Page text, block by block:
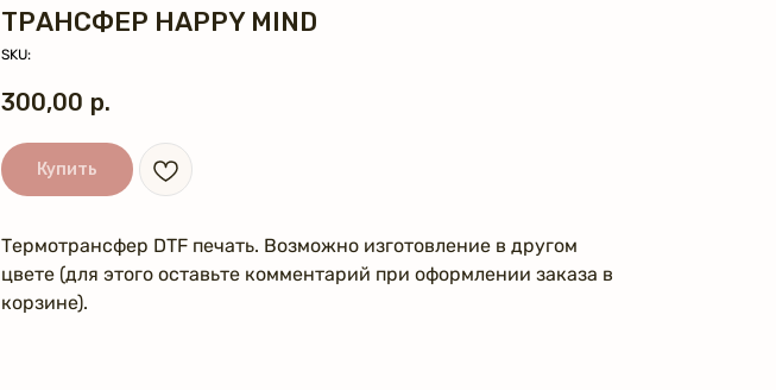
ТРАНСФЕР HAPPY MIND
SKU:
300,00 р.
Купить
Термотрансфер DTF печать. Возможно изготовление в другом
цвете (для этого оставьте комментарий при оформлении заказа в
корзине).